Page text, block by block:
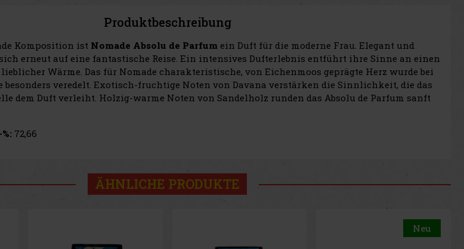
Produktbeschreibung
Komposition ist Nomade Absolu de Parfum ein Duft für die moderne Frau. Elegant und
erneut auf eine fantastische Reise. Ein intensives Dufterlebnis entführt ihre Sinne an einen
Wärme. Das für Nomade charakteristische, von Eichenmoos geprägte Herz wurde bei
besonders veredelt. Exotisch-fruchtige Noten von Davana verstärken die Sinnlichkeit, die das
dem Duft verleiht. Holzig-warme Noten von Sandelholz runden das Absolu de Parfum sanft
72,66
ÄHNLICHE PRODUKTE
Neu